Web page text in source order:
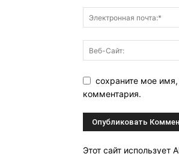
сохраните мое
комментария.
Этот сайт